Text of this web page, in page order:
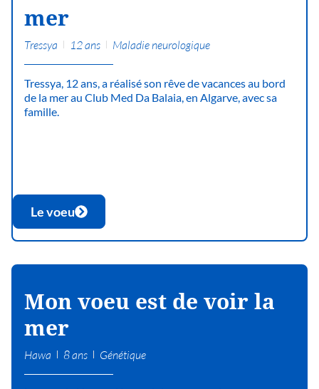
mer
Tressya 12 ans Maladie neurologique
Tressya, 12 ans, a réalisé son rêve de vacances au bord
de la mer au Club Med Da Balaia, en Algarve, avec sa
famille.
Le voeu
Mon voeu est de voir la
mer
Hawa 8 ans Génétique